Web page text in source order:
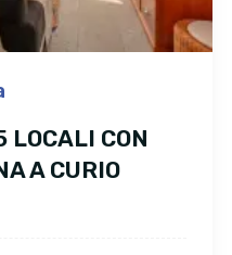
LOCALI CON
A CURIO